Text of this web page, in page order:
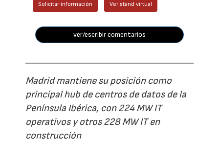
Solicitar información Ver stand virtual
ver/escribir comentarios
Madrid mantiene su posición como
principal hub de centros de datos de la
Península Ibérica, con 224 MW IT
operativos y otros 228 MW IT en
construcción